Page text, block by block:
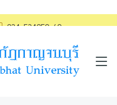
034-534059-60